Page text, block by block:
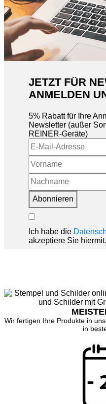
JETZT FÜR
ANMELDEN
5% Rabatt für Ihre
Newsletter (außer
REINER-Geräte)
Abonnieren
Ich habe die
akzeptiere Sie hiermit.
Wir fertigen Ihre Produkte in
in